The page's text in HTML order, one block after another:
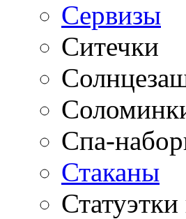
Сервизы
Ситечки
Спа-
Стаканы